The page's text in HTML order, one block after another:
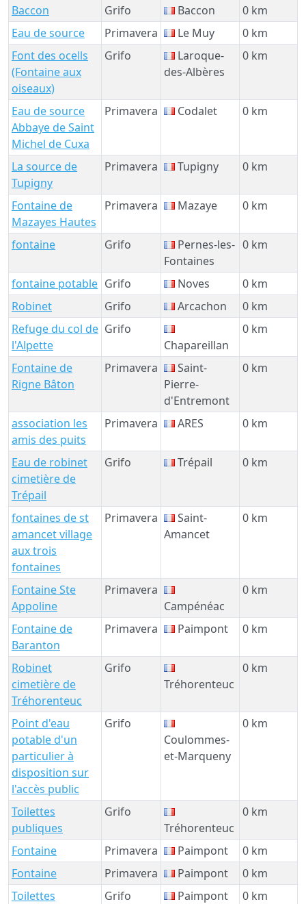
Baccon Grifo Baccon
0 km
Eau de source
Primavera Le Muy
0 km
Font des ocells
(Fontaine aux
oiseaux)
Grifo
Laroque-
des-Albères
0 km
Eau de source
Abbaye de Saint
Michel de Cuxa
Primavera Codalet 0 km
La source de
Tupigny
Primavera Tupigny 0 km
Fontaine de
Mazayes Hautes
Primavera Mazaye 0 km
fontaine Grifo
Pernes-les-
Fontaines
0 km
fontaine potable Grifo Noves
0 km
Robinet
Grifo Arcachon
0 km
Refuge du col de
l'Alpette
Grifo
Chapareillan
0 km
Fontaine de
Rigne Bâton
Primavera
Saint-
Pierre-
d'Entremont
0 km
association les
amis des puits
Primavera ARES 0 km
Eau de robinet
cimetière de
Trépail
Grifo Trépail 0 km
fontaines de st
amancet village
aux trois
fontaines
Primavera
Saint-
Amancet
0 km
Fontaine Ste
Appoline
Primavera
Campénéac
0 km
Fontaine de
Baranton
Primavera Paimpont 0 km
Robinet
cimetière de
Tréhorenteuc
Grifo
Tréhorenteuc
0 km
Point d'eau
potable d'un
particulier à
disposition sur
l'accès public
Grifo
Coulommes-
et-Marqueny
0 km
Toilettes
publiques
Grifo
Tréhorenteuc
0 km
Fontaine Primavera Paimpont
0 km
Fontaine
Primavera Paimpont
0 km
Toilettes
Grifo Paimpont 0 km